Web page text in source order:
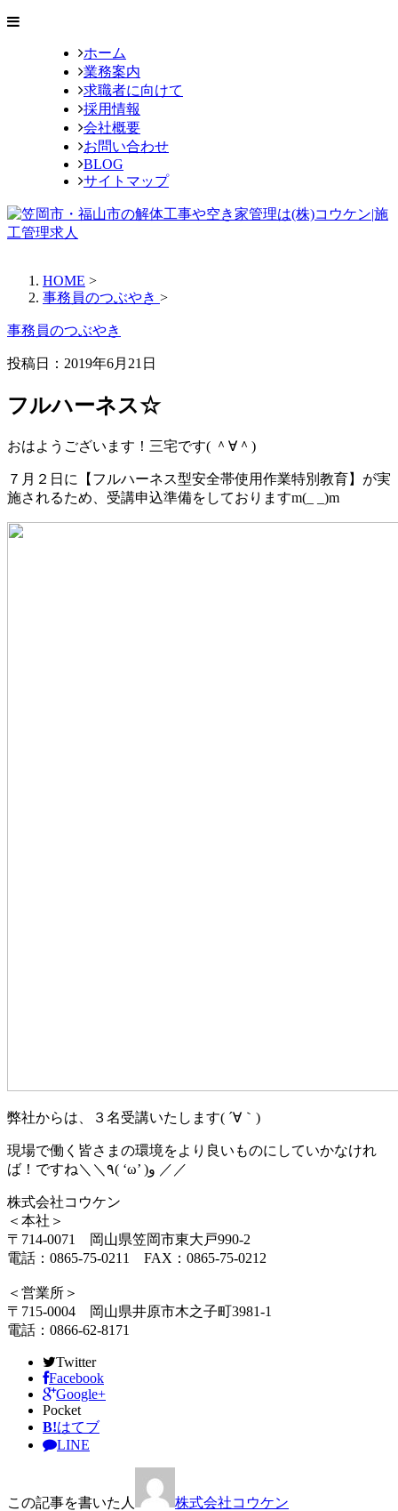
ホーム
業務案内
求職者に向けて
採用情報
会社概要
お問い合わせ
BLOG
サイトマップ
HOME >
事務員のつぶやき >
事務員のつぶやき
投稿日： 2019年6月21日
フルハーネス☆
おはようございます！三宅です( ＾∀＾)
７月２日に 【フルハーネス型安全帯使用作業特別教育】 が実
施されるため、受講申込準備をしておりますm(_ _)m
弊社からは、３名受講いたします( ´∀｀)
現場で働く皆さまの環境をより良いものにしていかなけれ
ば！ですね＼＼٩( ‘ω’ )و ／／
株式会社コウケン
＜本社＞
〒714-0071 岡山県笠岡市東大戸990-2
電話：0865-75-0211 FAX：0865-75-0212
＜営業所＞
〒715-0004 岡山県井原市木之子町3981-1
電話：0866-62-8171
Twitter
Facebook
Google+
Pocket
B!はてブ
LINE
この記事を書いた人 株式会社コウケン